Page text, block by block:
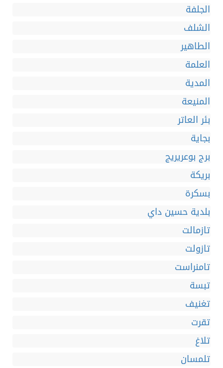
الجلفة
الشلف
الطاهير
العلمة
المدية
المنيعة
بئر العاتر
بجاية
برج بوعريريج
بريكة
بسكرة
بلدية حسين داي
تازمالت
تازولت
تامنراست
تبسة
تغنيف
تقرت
تلاغ
تلمسان